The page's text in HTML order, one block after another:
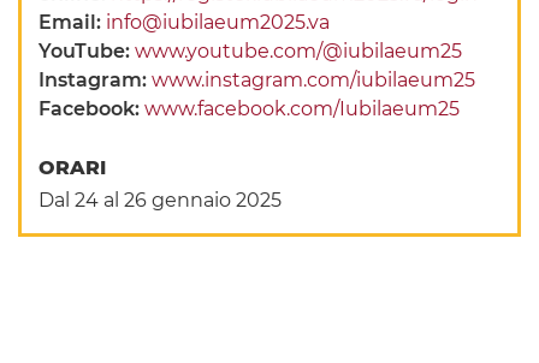
Email: info@iubilaeum2025.va
YouTube:www.youtube.com/@iubilaeum25
Instagram:www.instagram.com/iubilaeum25
Facebook:www.facebook.com/Iubilaeum25
ORARI
Dal 24 al 26 gennaio 2025